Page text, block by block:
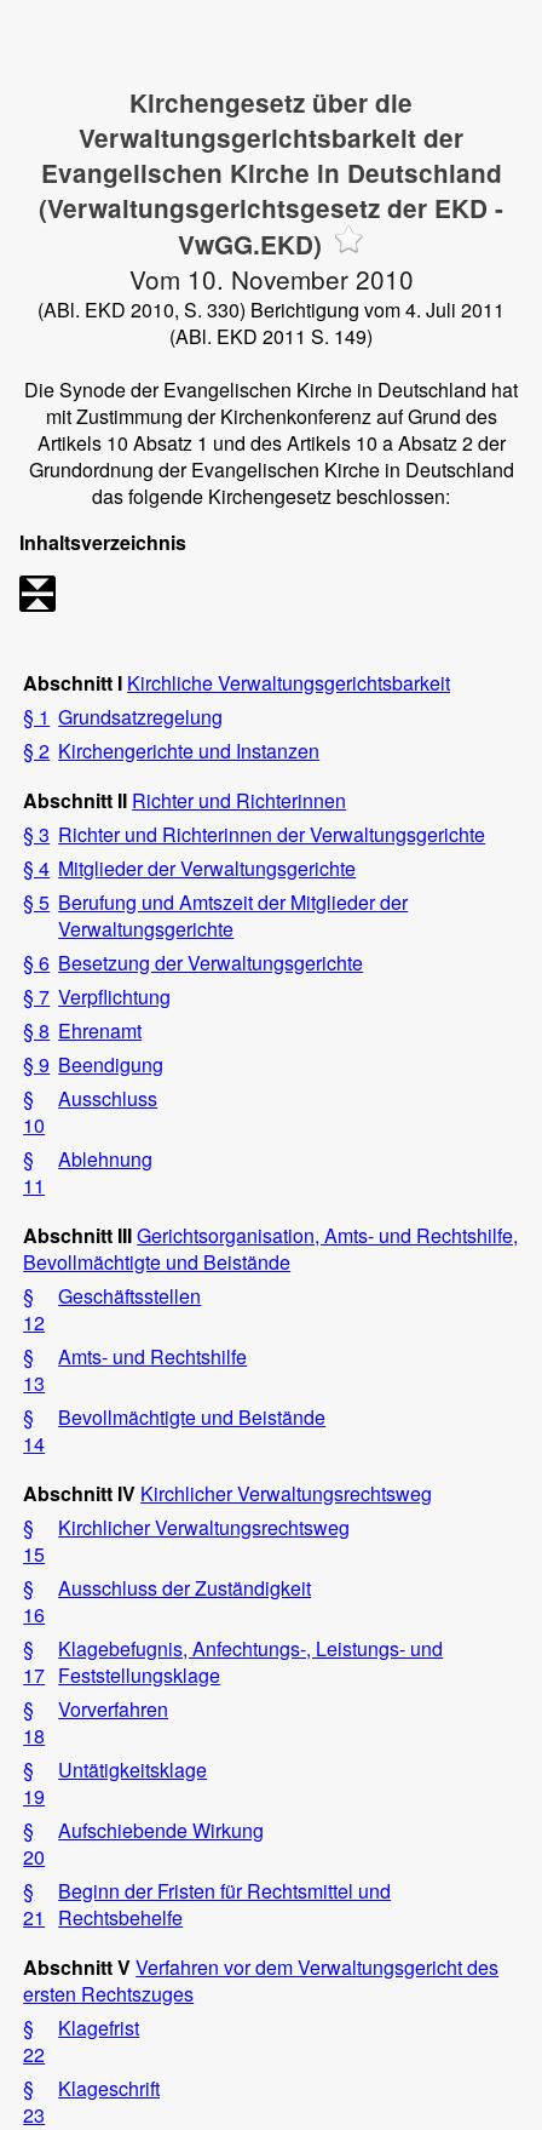
Kirchengesetz über die
Verwaltungsgerichtsbarkeit der
Evangelischen Kirche in Deutschland
(Verwaltungsgerichtsgesetz der EKD -
VwGG.EKD)
Vom 10. November 2010
(ABl. EKD 2010, S. 330) Berichtigung vom 4. Juli 2011
(ABl. EKD 2011 S. 149)
Die Synode der Evangelischen Kirche in Deutschland hat
mit Zustimmung der Kirchenkonferenz auf Grund des
Artikels 10 Absatz 1 und des Artikels 10 a Absatz 2 der
Grundordnung der Evangelischen Kirche in Deutschland
das folgende Kirchengesetz beschlossen:
Inhaltsverzeichnis
Abschnitt I Kirchliche Verwaltungsgerichtsbarkeit
§ 1 Grundsatzregelung
§ 2 Kirchengerichte und Instanzen
Abschnitt II Richter und Richterinnen
§ 3 Richter und Richterinnen der Verwaltungsgerichte
§ 4 Mitglieder der Verwaltungsgerichte
§ 5 Berufung und Amtszeit der Mitglieder der
Verwaltungsgerichte
§ 6 Besetzung der Verwaltungsgerichte
§ 7 Verpflichtung
§ 8 Ehrenamt
§ 9 Beendigung
§
10
Ausschluss
§
11
Ablehnung
Abschnitt IIIGerichtsorganisation, Amts- und Rechtshilfe,
Bevollmächtigte und Beistände
§
12
Geschäftsstellen
§
13
Amts- und Rechtshilfe
§
14
Bevollmächtigte und Beistände
Abschnitt IV Kirchlicher Verwaltungsrechtsweg
§
15
Kirchlicher Verwaltungsrechtsweg
§
16
Ausschluss der Zuständigkeit
§
17
Klagebefugnis, Anfechtungs-, Leistungs- und
Feststellungsklage
§
18
Vorverfahren
§
19
Untätigkeitsklage
§
20
Aufschiebende Wirkung
§
21
Beginn der Fristen für Rechtsmittel und
Rechtsbehelfe
Abschnitt VVerfahren vor dem Verwaltungsgericht des
ersten Rechtszuges
§
22
Klagefrist
§
23
Klageschrift